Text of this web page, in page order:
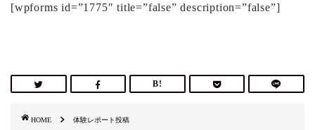
[wpforms id=”1775″ title=”false” description=”false”]
HOME 体験レポート投稿